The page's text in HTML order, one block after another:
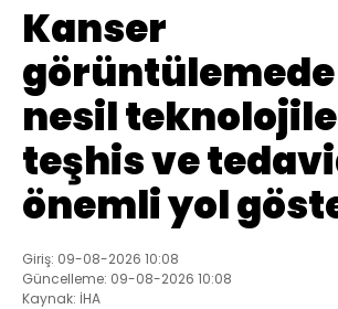
Kanser
nesil
teşhis ve
önemli yol
Giriş: 09-08-2026 10:08
Güncelleme: 09-08-2026 10:08
Kaynak: İHA